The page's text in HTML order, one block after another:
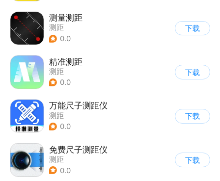
测量测距
测距
0.0
下载
精准测距
测距
0.0
下载
万能尺子测距仪
测距
0.0
下载
免费尺子测距仪
测距
0.0
下载